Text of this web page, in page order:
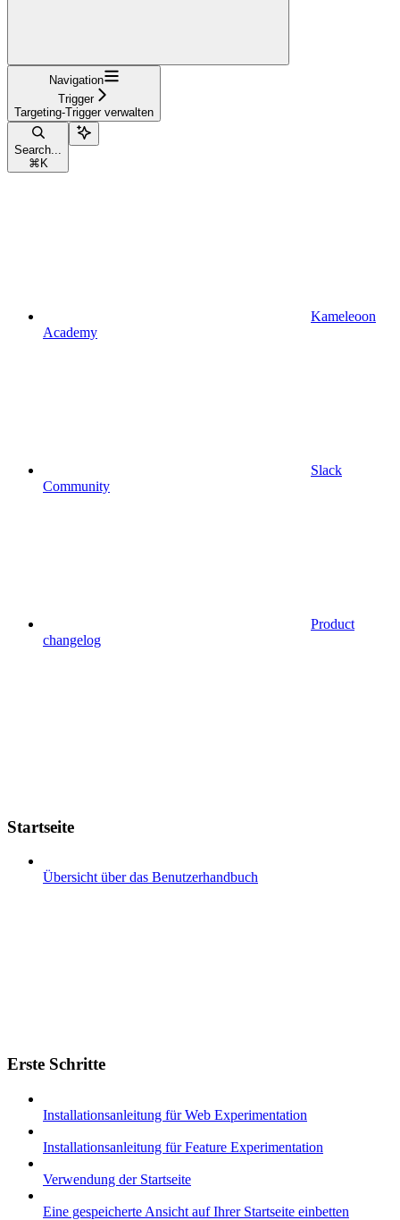
Navigation
Trigger
Targeting-Trigger verwalten
Search...
⌘ K
Kameleoon
Academy
Slack
Community
Product
changelog
Startseite
Übersicht über das Benutzerhandbuch
Erste Schritte
Installationsanleitung für Web Experimentation
Installationsanleitung für Feature Experimentation
Verwendung der Startseite
Eine gespeicherte Ansicht auf Ihrer Startseite einbetten